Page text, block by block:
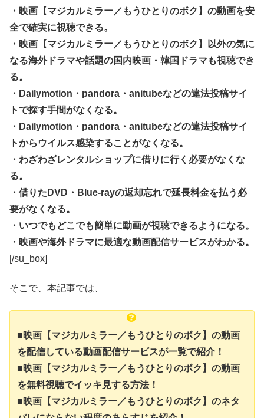
・映画【マジカルミラー／もうひとりのボク】の動画を安
全で確実に視聴できる。
・映画【マジカルミラー／もうひとりのボク】以外の気に
なる海外ドラマや話題の国内映画・韓国ドラマも視聴でき
る。
・Dailymotion・pandora・anitubeなどの違法投稿サイ
トで探す手間がなくなる。
・Dailymotion・pandora・anitubeなどの違法投稿サイ
トからウイルス感染することがなくなる。
・わざわざレンタルショップに借りに行く必要がなくな
る。
・借りたDVD・Blue-rayの返却忘れで延長料金を払う必
要がなくなる。
・いつでもどこでも簡単に動画が視聴できるようになる。
・映画や海外ドラマに最適な動画配信サービスがわかる。
[/su_box]
そこで、本記事では、
■映画【マジカルミラー／もうひとりのボク】の動画
を配信している動画配信サービスが一覧で紹介！
■映画【マジカルミラー／もうひとりのボク】の動画
を無料視聴でイッキ見する方法！
■映画【マジカルミラー／もうひとりのボク】のネタ